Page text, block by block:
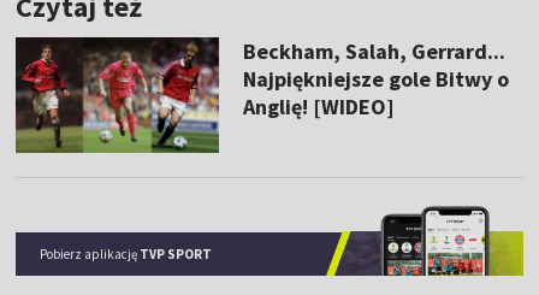
Beckham, Salah, Gerrard...
Najpiękniejsze gole Bitwy o
Anglię! [WIDEO]
Pobierz aplikację TVP SPORT